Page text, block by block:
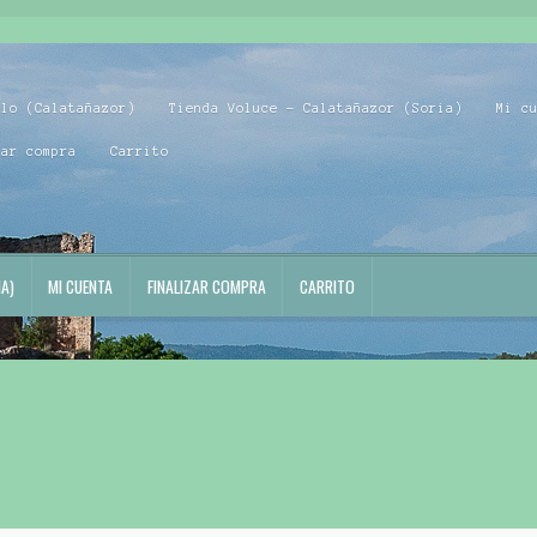
(Calatañazor) Tienda Voluce – Calatañazor (Soria) Mi
compra Carrito
MI CUENTA FINALIZAR COMPRA CARRITO